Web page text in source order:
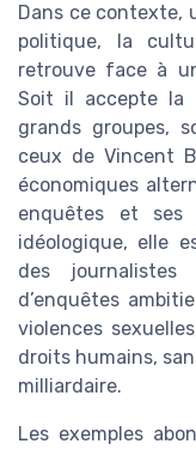
Dans ce contexte,
politique, la
retrouve face à
Soit il accepte la
grands groupes,
ceux de Vincent
économiques
enquêtes et ses
idéologique, elle
des
d’enquêtes
violences
droits humains,
milliardaire.
Les exemples